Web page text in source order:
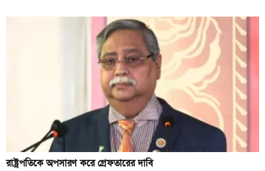
রাষ্ট্রপতিকে অপসারণ করে গ্রেফতারের দাবি